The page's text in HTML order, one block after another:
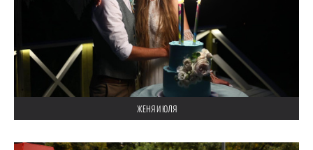
ЖЕНЯ И ЮЛЯ